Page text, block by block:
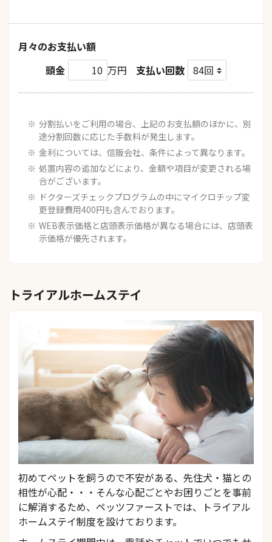
月々のお支払い額
頭金
万円 支払い回数
分割払いをご利用の場合、上記のお支払額のほかに、別
途分割回数に応じた手数料が発生します。
金利については、信販会社、条件によって異なります。
処置内容の追加などにより、金額や項目が変更される場
合がございます。
ドクターズチェックプログラムの中にマイクロチップ変
更登録費用400円も含んでおります。
WEB表示価格と店頭表示価格が異なる場合には、店頭表
示価格が優先されます。
トライアルホームステイ
初めてペットを飼うので不安がある、先住犬・猫との
相性が心配・・・そんな心配ごとやお困りごとを事前
に解消するため、ペッツファーストでは、トライアル
ホームステイ制度を設けております。